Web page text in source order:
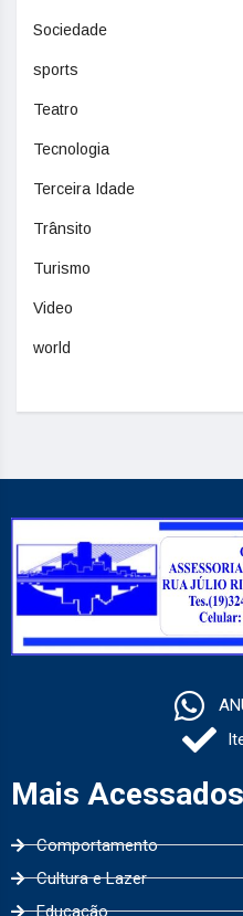
Sociedade
sports
Teatro
Tecnologia
Terceira Idade
Trânsito
Turismo
Video
world
Mais Acessados
Comportamento
Cultura e Lazer
Educação